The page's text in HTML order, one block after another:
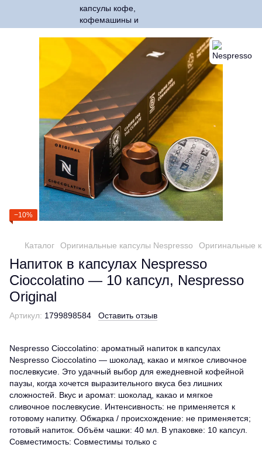
−10%
Каталог Оригинальные капсулы Nespresso Оригинальные
Напиток в капсулах Nespresso
Cioccolatino — 10 капсул, Nespresso
Original
Артикул: 1799898584 Оставить отзыв
Nespresso Cioccolatino: ароматный напиток в капсулах
Nespresso Cioccolatino — шоколад, какао и мягкое сливочное
послевкусие. Это удачный выбор для ежедневной кофейной
паузы, когда хочется выразительного вкуса без лишних
сложностей. Вкус и аромат: шоколад, какао и мягкое
сливочное послевкусие. Интенсивность: не применяется к
готовому напитку. Обжарка / происхождение: не применяется;
готовый напиток. Объём чашки: 40 мл. В упаковке: 10 капсул.
Совместимость: Совместимы только с